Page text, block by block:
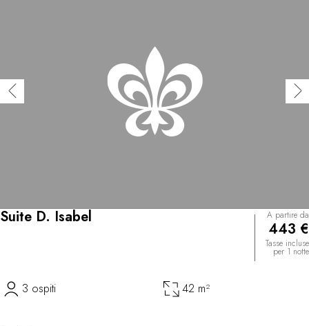
Suite D. Isabel A partire da
443 €
Tasse incluse
per 1 notte
3 ospiti 42 m²